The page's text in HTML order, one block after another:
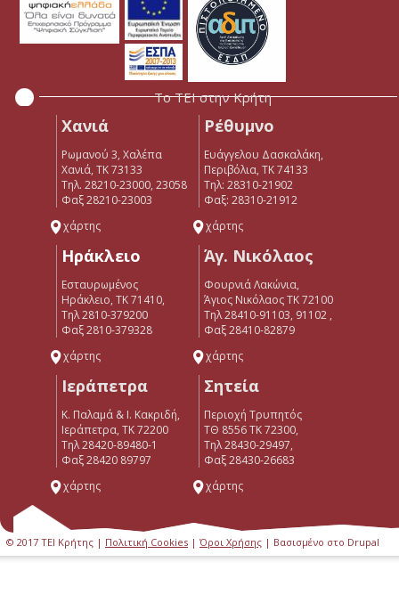
Το ΤΕΙ στην Κρήτη
Χανιά
Ρωμανού 3, Χαλέπα
Χανιά, ΤΚ 73133
Τηλ. 28210-23000, 23058
Φαξ 28210-23003
χάρτης
Ρέθυμνο
Ευάγγελου Δασκαλάκη,
Περιβόλια, ΤΚ 74133
Tηλ: 28310-21902
Φαξ: 28310-21912
χάρτης
Ηράκλειο
Εσταυρωμένος
Ηράκλειο, ΤΚ 71410,
Τηλ 2810-379200
Φαξ 2810-379328
χάρτης
Άγ. Νικόλαος
Φουρνιά Λακώνια,
Άγιος Νικόλαος ΤΚ 72100
Τηλ 28410-91103, 91102 ,
Φαξ 28410-82879
χάρτης
Ιεράπετρα
Κ. Παλαμά & Ι. Κακριδή,
Ιεράπετρα, ΤΚ 72200
Tηλ 28420-89480-1
Φαξ 28420 89797
χάρτης
Σητεία
Περιοχή Τρυπητός
ΤΘ 8556 ΤΚ 72300,
Τηλ 28430-29497,
Φαξ 28430-26683
χάρτης
© 2017 ΤΕΙ Κρήτης | Πολιτική Cookies | Όροι Χρήσης | Βασισμένο στο Drupal